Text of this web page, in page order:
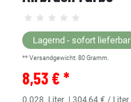
Lagernd - sofort lieferbar
** Versandgewicht: 80 Gramm.
8,53 € *